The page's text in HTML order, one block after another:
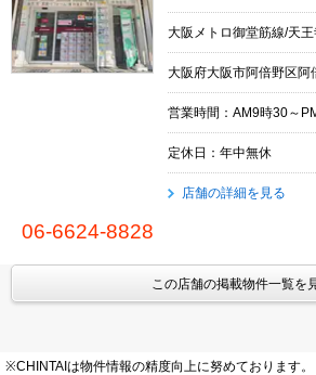
大阪メトロ御堂筋線/天王
大阪府大阪市阿倍野区阿
営業時間：AM9時30～
定休日：年中無休
店舗の詳細を見る
06-6624-8828
この店舗の掲載物件一覧を
※CHINTAIは物件情報の精度向上に努めております。